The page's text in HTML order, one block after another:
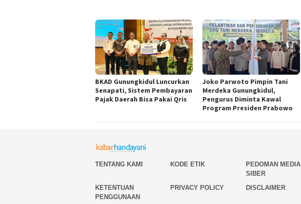
BKAD Gunungkidul Luncurkan
Senapati, Sistem Pembayaran
Pajak Daerah Bisa Pakai Qris
Joko Parwoto Pimpin Tani
Merdeka Gunungkidul,
Pengurus Diminta Kawal
Program Presiden Prabowo
TENTANG KAMI KODE ETIK
PEDOMAN MEDIA
SIBER
KETENTUAN
PENGGUNAAN
PRIVACY POLICY DISCLAIMER